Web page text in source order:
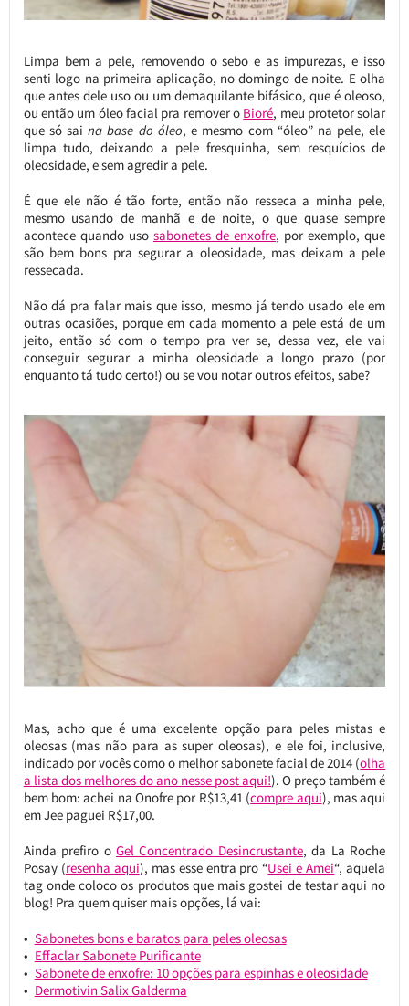
Limpa bem a pele, removendo o sebo e as impurezas, e isso
senti logo na primeira aplicação, no domingo de noite. E olha
que antes dele uso ou um demaquilante bifásico, que é oleoso,
ou então um óleo facial pra remover o Bioré, meu protetor solar
que só saina base do óleo, e mesmo com “óleo” na pele, ele
limpa tudo, deixando a pele fresquinha, sem resquícios de
oleosidade, e sem agredir a pele.
É que ele não é tão forte, então não resseca a minha pele,
mesmo usando de manhã e de noite, o que quase sempre
acontece quando uso sabonetes de enxofre, por exemplo, que
são bem bons pra segurar a oleosidade, mas deixam a pele
ressecada.
Não dá pra falar mais que isso, mesmo já tendo usado ele em
outras ocasiões, porque em cada momento a pele está de um
jeito, então só com o tempo pra ver se, dessa vez, ele vai
conseguir segurar a minha oleosidade a longo prazo (por
enquanto tá tudo certo!) ou se vou notar outros efeitos, sabe?
Mas, acho que é uma excelente opção para peles mistas e
oleosas (mas não para as super oleosas), e ele foi, inclusive,
indicado por vocês como o melhor sabonete facial de 2014 (olha
a lista dos melhores do ano nesse post aqui!). O preço também é
bem bom: achei na Onofre por R$13,41 (compre aqui), mas aqui
em Jee paguei R$17,00.
Ainda prefiro oGel Concentrado Desincrustante, da La Roche
Posay (resenha aqui), mas esse entra pro “Usei e Amei“, aquela
tag onde coloco os produtos que mais gostei de testar aqui no
blog! Pra quem quiser mais opções, lá vai:
Sabonetes bons e baratos para peles oleosas
Effaclar Sabonete Purificante
Sabonete de enxofre: 10 opções para espinhas e oleosidade
Dermotivin Salix Galderma